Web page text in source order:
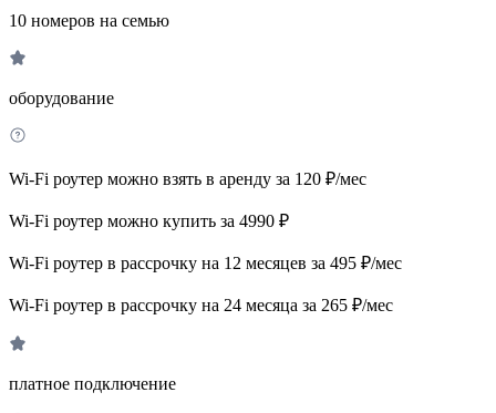
10 номеров на семью
оборудование
Wi-Fi роутер можно взять в аренду за 120 ₽/мес
Wi-Fi роутер можно купить за 4990 ₽
Wi-Fi роутер в рассрочку на 12 месяцев за 495 ₽/мес
Wi-Fi роутер в рассрочку на 24 месяца за 265 ₽/мес
платное подключение